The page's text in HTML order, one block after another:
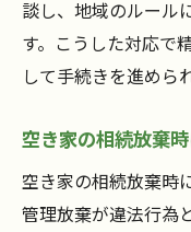
談し、地域のルール
す。こうした対応で
して手続きを進めら
空き家の相続放棄
空き家の相続放棄時
管理放棄が違法行為